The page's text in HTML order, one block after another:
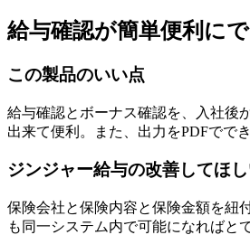
給与確認が簡単便利に
この製品のいい点
給与確認とボーナス確認を、入社後
出来て便利。また、出力をPDFでで
ジンジャー給与の改善してほ
保険会社と保険内容と保険金額を紐
も同一システム内で可能になればと